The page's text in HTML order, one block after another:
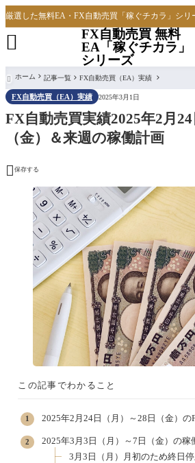
FX自動売買 無料
EA「稼ぐチカラ」
シリーズ

 ホーム 記事一覧 FX自動売買（EA）実績
FX自動売買（EA）実績 2025年3月1日
FX自動売買実績2025年2月
（金）＆来週の稼働計画
 保存する
この記事でわかること
2025年2月24日（月）～28日（金）の
2025年3月3日（月）～7日（金）の稼
3月3日（月）月初のため終日